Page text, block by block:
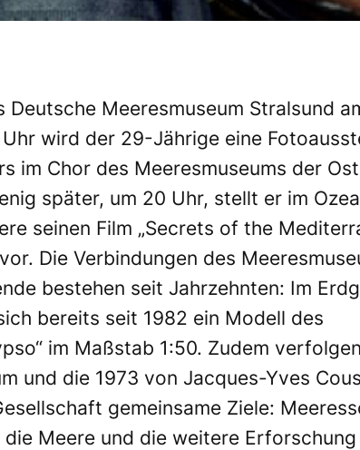
Meeresmuseum Stralsund
Uhr wird der 29-Jährige eine
im Chor des Meeresmuseums der
später, um 20 Uhr, stellt er im
seinen Film „Secrets of the
Die Verbindungen des
bestehen seit Jahrzehnten: Im
bereits seit 1982 ein Modell des
im Maßstab 1:50. Zudem
und die 1973 von Jacques-Yves
gemeinsame Ziele:
Meere und die weitere